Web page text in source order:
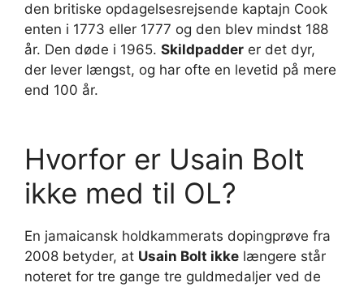
den britiske opdagelsesrejsende kaptajn Cook
enten i 1773 eller 1777 og den blev mindst 188
år. Den døde i 1965. Skildpadder er det dyr,
der lever længst, og har ofte en levetid på mere
end 100 år.
Hvorfor er Usain Bolt
ikke med til OL?
En jamaicansk holdkammerats dopingprøve fra
2008 betyder, at Usain Bolt ikke længere står
noteret for tre gange tre guldmedaljer ved de